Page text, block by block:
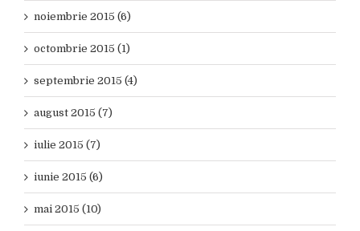
noiembrie 2015 (6)
octombrie 2015 (1)
septembrie 2015 (4)
august 2015 (7)
iulie 2015 (7)
iunie 2015 (6)
mai 2015 (10)